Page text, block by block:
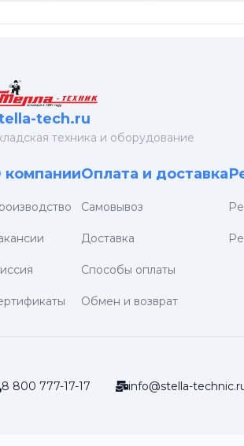
tech.ru
техника и оборудование
компанииОплата и доставка
Самовывоз
Доставка
Способы оплаты
Обмен и возврат
8 800 777-17-17 info@stella-